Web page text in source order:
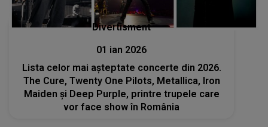
Divertisment
01 ian 2026
Lista celor mai așteptate concerte din 2026.
The Cure, Twenty One Pilots, Metallica, Iron
Maiden și Deep Purple, printre trupele care
vor face show în România